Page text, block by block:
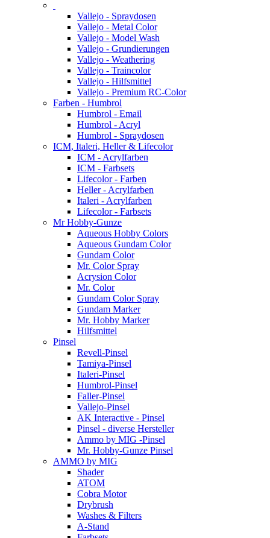
Vallejo - Spraydosen
Vallejo - Metal Color
Vallejo - Model Wash
Vallejo - Grundierungen
Vallejo - Weathering
Vallejo - Traincolor
Vallejo - Hilfsmittel
Vallejo - Premium RC-Color
Farben - Humbrol
Humbrol - Email
Humbrol - Acryl
Humbrol - Spraydosen
ICM, Italeri, Heller & Lifecolor
ICM - Acrylfarben
ICM - Farbsets
Lifecolor - Farben
Heller - Acrylfarben
Italeri - Acrylfarben
Lifecolor - Farbsets
Mr Hobby-Gunze
Aqueous Hobby Colors
Aqueous Gundam Color
Gundam Color
Mr. Color Spray
Acrysion Color
Mr. Color
Gundam Color Spray
Gundam Marker
Mr. Hobby Marker
Hilfsmittel
Pinsel
Revell-Pinsel
Tamiya-Pinsel
Italeri-Pinsel
Humbrol-Pinsel
Faller-Pinsel
Vallejo-Pinsel
AK Interactive - Pinsel
Pinsel - diverse Hersteller
Ammo by MIG -Pinsel
Mr. Hobby-Gunze Pinsel
AMMO by MIG
Shader
ATOM
Cobra Motor
Drybrush
Washes & Filters
A-Stand